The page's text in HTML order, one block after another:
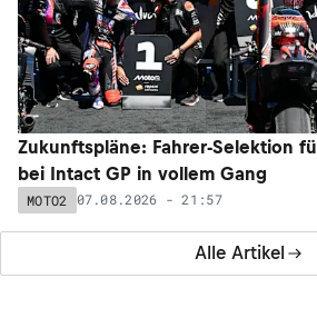
Alle Artikel
Zukunftspläne: Fahrer-Selektion
bei Intact GP in vollem Gang
MOTO2 07.08.2026 - 21:57